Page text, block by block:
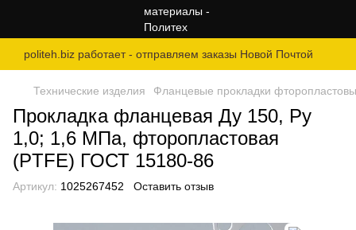
politeh.biz работает - отправляем заказы Новой Почтой
Технические изделия Фланцевые прокладки
Прокладка фланцевая Ду 150, Ру
1,0; 1,6 МПа, фторопластовая
(PTFE) ГОСТ 15180-86
Артикул: 1025267452 Оставить отзыв